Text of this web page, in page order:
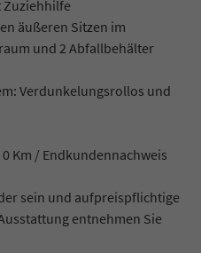
Zuziehhilfe
äußeren Sitzen im
und 2 Abfallbehälter
Verdunkelungsrollos und
Km / Endkundennachweis
sein und aufpreispflichtige
entnehmen Sie